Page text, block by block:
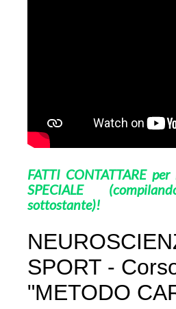
FATTI CONTATTARE
SPECIALE
sottostante)!